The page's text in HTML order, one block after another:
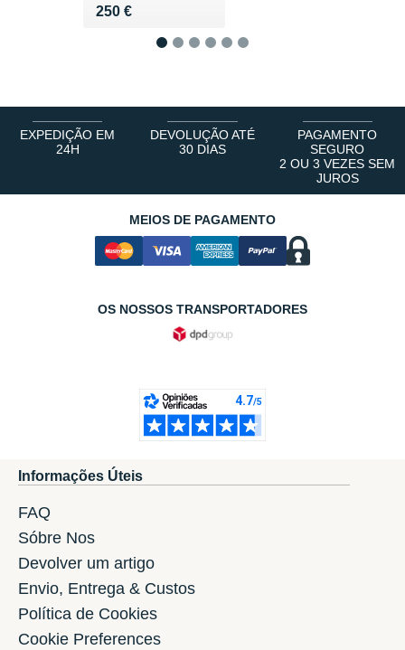
250 €
Vendu 250 €
EXPEDIÇÃO EM
24H
DEVOLUÇÃO ATÉ
30 DIAS
PAGAMENTO
SEGURO
2 OU 3 VEZES SEM
JUROS
MEIOS DE PAGAMENTO
OS NOSSOS TRANSPORTADORES
Informações Úteis
FAQ
Sóbre Nos
Devolver um artigo
Envio, Entrega & Custos
Política de Cookies
Cookie Preferences